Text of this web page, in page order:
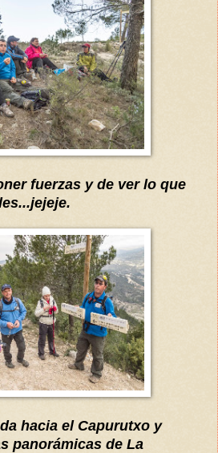
fuerzas y de ver lo que
hacia el Capurutxo y
panorámicas de La